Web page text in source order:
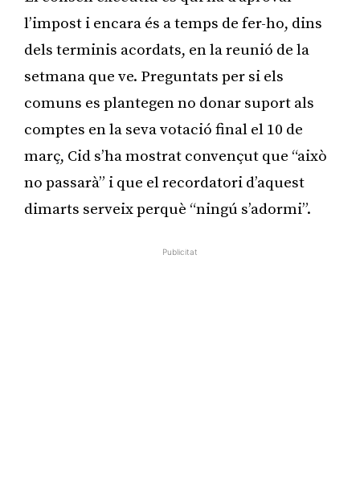
l’impost i encara és a temps de fer-ho, dins
dels terminis acordats, en la reunió de la
setmana que ve. Preguntats per si els
comuns es plantegen no donar suport als
comptes en la seva votació final el 10 de
març, Cid s’ha mostrat convençut que “això
no passarà” i que el recordatori d’aquest
dimarts serveix perquè “ningú s’adormi”.
Publicitat